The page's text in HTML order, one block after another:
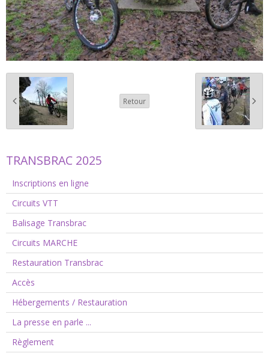
Retour
TRANSBRAC 2025
Inscriptions en ligne
Circuits VTT
Balisage Transbrac
Circuits MARCHE
Restauration Transbrac
Accès
Hébergements / Restauration
La presse en parle ...
Règlement